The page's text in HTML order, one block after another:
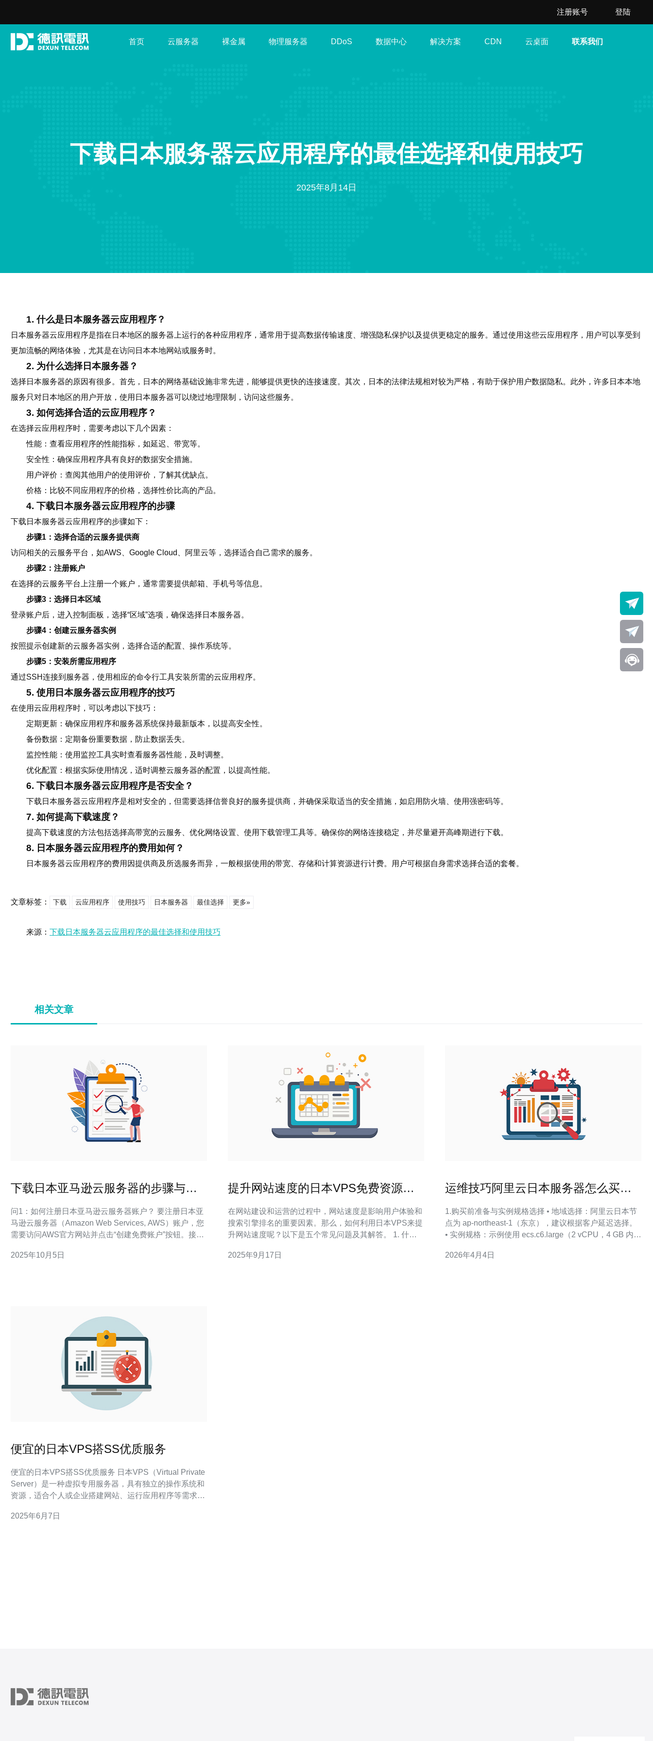
注册账号 登陆
首页 云服务器 裸金属 物理服务器 DDoS 数据中心 解决方案 CDN 云桌面 联系我们
下载日本服务器云应用程序的最佳选择和使用技巧
2025年8月14日
1. 什么是日本服务器云应用程序？
日本服务器云应用程序是指在日本地区的服务器上运行的各种应用程序，通常用于提高数据传输速度、增强隐私保护以及提供更稳定的服务。通过使用这些云应用程序，用户可以享受到
更加流畅的网络体验，尤其是在访问日本本地网站或服务时。
2. 为什么选择日本服务器？
选择日本服务器的原因有很多。首先，日本的网络基础设施非常先进，能够提供更快的连接速度。其次，日本的法律法规相对较为严格，有助于保护用户数据隐私。此外，许多日本本地
服务只对日本地区的用户开放，使用日本服务器可以绕过地理限制，访问这些服务。
3. 如何选择合适的云应用程序？
在选择云应用程序时，需要考虑以下几个因素：
性能：查看应用程序的性能指标，如延迟、带宽等。
安全性：确保应用程序具有良好的数据安全措施。
用户评价：查阅其他用户的使用评价，了解其优缺点。
价格：比较不同应用程序的价格，选择性价比高的产品。
4. 下载日本服务器云应用程序的步骤
下载日本服务器云应用程序的步骤如下：
步骤1：选择合适的云服务提供商
访问相关的云服务平台，如AWS、Google Cloud、阿里云等，选择适合自己需求的服务。
步骤2：注册账户
在选择的云服务平台上注册一个账户，通常需要提供邮箱、手机号等信息。
步骤3：选择日本区域
登录账户后，进入控制面板，选择“区域”选项，确保选择日本服务器。
步骤4：创建云服务器实例
按照提示创建新的云服务器实例，选择合适的配置、操作系统等。
步骤5：安装所需应用程序
通过SSH连接到服务器，使用相应的命令行工具安装所需的云应用程序。
5. 使用日本服务器云应用程序的技巧
在使用云应用程序时，可以考虑以下技巧：
定期更新：确保应用程序和服务器系统保持最新版本，以提高安全性。
备份数据：定期备份重要数据，防止数据丢失。
监控性能：使用监控工具实时查看服务器性能，及时调整。
优化配置：根据实际使用情况，适时调整云服务器的配置，以提高性能。
6. 下载日本服务器云应用程序是否安全？
下载日本服务器云应用程序是相对安全的，但需要选择信誉良好的服务提供商，并确保采取适当的安全措施，如启用防火墙、使用强密码等。
7. 如何提高下载速度？
提高下载速度的方法包括选择高带宽的云服务、优化网络设置、使用下载管理工具等。确保你的网络连接稳定，并尽量避开高峰期进行下载。
8. 日本服务器云应用程序的费用如何？
日本服务器云应用程序的费用因提供商及所选服务而异，一般根据使用的带宽、存储和计算资源进行计费。用户可根据自身需求选择合适的套餐。
文章标签： 下载 云应用程序 使用技巧 日本服务器 最佳选择 更多»
来源： 下载日本服务器云应用程序的最佳选择和使用技巧
相关文章
下载日本亚马逊云服务器的步骤与注
问1：如何注册日本亚马逊云服务器账户？ 要注册日本亚
马逊云服务器（Amazon Web Services, AWS）账户，您
需要访问AWS官方网站并点击“创建免费账户”按钮。接下
码。系统会要求您输入账户名称，这可以是您公司或个人
2025年10月5日
提升网站速度的日本VPS免费资源推
在网站建设和运营的过程中，网站速度是影响用户体验和
搜索引擎排名的重要因素。那么，如何利用日本VPS来提
升网站速度呢？以下是五个常见问题及其解答。 1. 什么
Server，虚拟专用服务器）是一种通过虚拟化技术将一台
2025年9月17日
运维技巧阿里云日本服务器怎么买后
1.购买前准备与实例规格选择 • 地域选择：阿里云日本节
点为 ap-northeast-1（东京），建议根据客户延迟选择。
• 实例规格：示例使用 ecs.c6.large（2 vCPU，4 GB 内
GB（SSD），数据盘 100 GB；公网带宽按需选，示例选
2026年4月4日
便宜的日本VPS搭SS优质服务
便宜的日本VPS搭SS优质服务 日本VPS（Virtual Private
Server）是一种虚拟专用服务器，具有独立的操作系统和
资源，适合个人或企业搭建网站、运行应用程序等需求。
快、稳定性高、安全性强而备受青睐。
2025年6月7日